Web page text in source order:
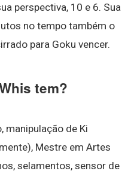
perspectiva, 10 e 6. Sua
no tempo também o
para Goku vencer.
tem?
manipulação de Ki
Mestre em Artes
selamentos, sensor de